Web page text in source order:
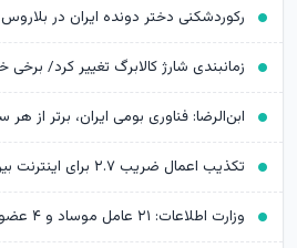
رکوردشکنی دختر دونده ایران در بلاروس